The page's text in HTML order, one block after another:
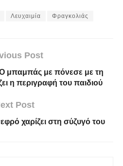
Λευχαιμία Φραγκολιάς
Post
μπαμπάς με πόνεσε με τη
η περιγραφή του παιδιού
Post
χαρίζει στη σύζυγό του